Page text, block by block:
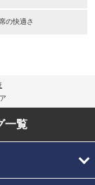
の快適さ
一覧